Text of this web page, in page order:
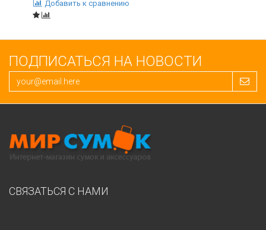
Добавить к сравнению
ПОДПИСАТЬСЯ НА НОВОСТИ
СВЯЗАТЬСЯ С НАМИ